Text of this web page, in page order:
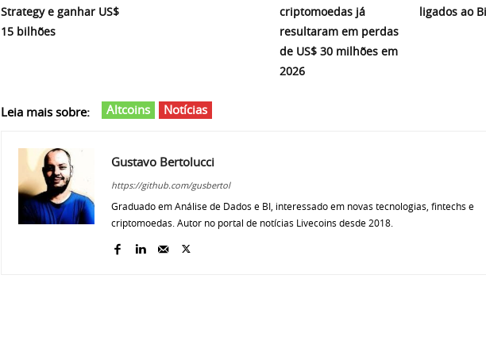
Strategy e ganhar US$
15 bilhões
criptomoedas já
resultaram em perdas
de US$ 30 milhões em
2026
ligados ao
Leia mais sobre: Altcoins Notícias
Gustavo Bertolucci
https://github.com/gusbertol
Graduado em Análise de Dados e BI, interessado em novas tecnologias, fintechs e
criptomoedas. Autor no portal de notícias Livecoins desde 2018.